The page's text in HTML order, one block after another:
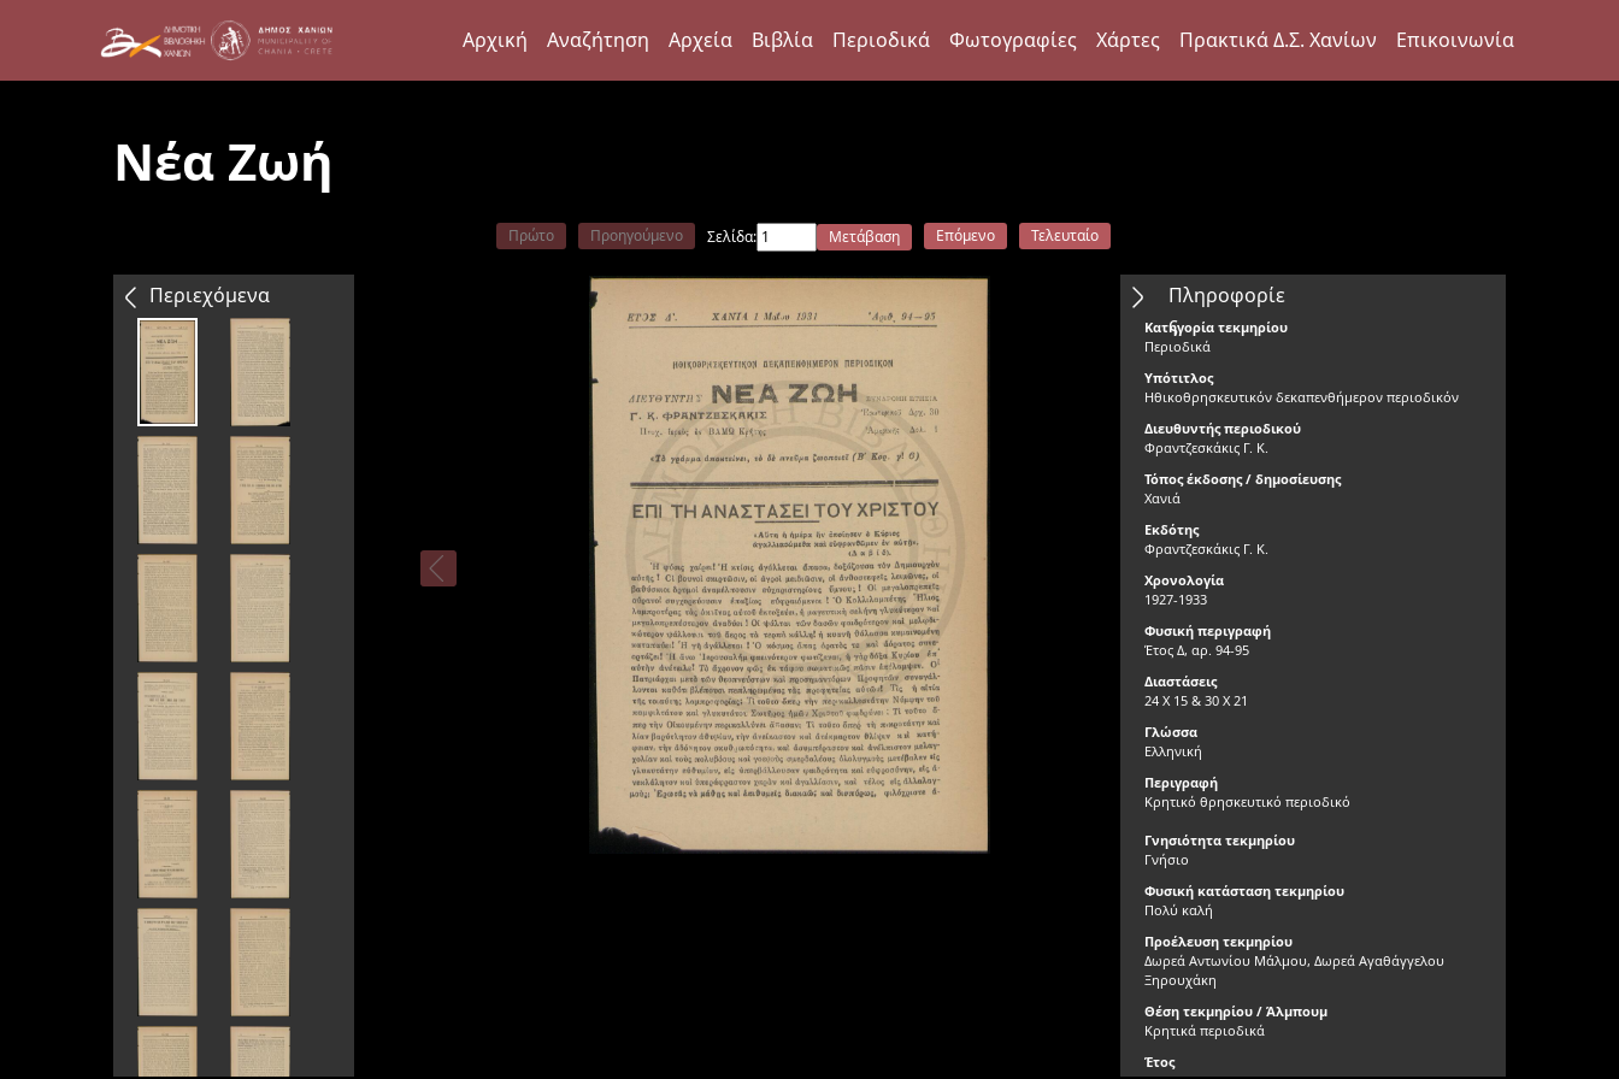
Αρχική Αναζήτηση Αρχεία Βιβλία Περιοδικά Φωτογραφίες Χάρτες Πρακτικά Δ.Σ. Χανίων Επικοινωνία
Νέα Ζωή
Περιεχόμενα
Πρώτο Προηγούμενο Σελίδα: Μετάβαση Επόμενο Τελευταίο
Πληροφορίε
ς
Κατηγορία τεκμηρίου
Περιοδικά
Υπότιτλος
Ηθικοθρησκευτικόν δεκαπενθήμερον περιοδικόν
Διευθυντής περιοδικού
Φραντζεσκάκις Γ. Κ.
Τόπος έκδοσης / δημοσίευσης
Χανιά
Εκδότης
Φραντζεσκάκις Γ. Κ.
Χρονολογία
1927-1933
Φυσική περιγραφή
Έτος Δ, αρ. 94-95
Διαστάσεις
24 Χ 15 & 30 Χ 21
Γλώσσα
Ελληνική
Περιγραφή
Κρητικό θρησκευτικό περιοδικό
Γνησιότητα τεκμηρίου
Γνήσιο
Φυσική κατάσταση τεκμηρίου
Πολύ καλή
Προέλευση τεκμηρίου
Δωρεά Αντωνίου Μάλμου, Δωρεά Αγαθάγγελου
Ξηρουχάκη
Θέση τεκμηρίου / Άλμπουμ
Κρητικά περιοδικά
Έτος